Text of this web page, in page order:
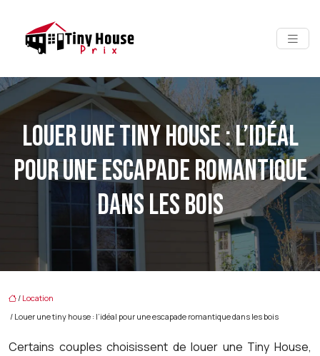
LOUER UNE TINY HOUSE : L’IDÉAL
POUR UNE ESCAPADE ROMANTIQUE
DANS LES BOIS
/ Location
/ Louer une tiny house : l’idéal pour une escapade romantique dans les bois
Certains couples choisissent de louer une Tiny House,